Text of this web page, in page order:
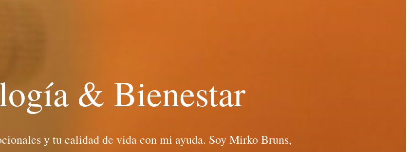
& Bienestar
y tu calidad de vida con mi ayuda. Soy Mirko Bruns,